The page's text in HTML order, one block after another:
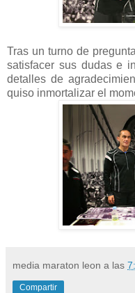
Tras un turno de
satisfacer sus dudas e
detalles de
quiso inmortalizar el
media maraton leon a las
Compartir